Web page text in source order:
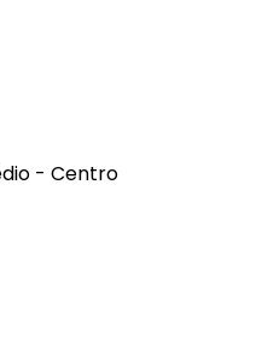
- Centro